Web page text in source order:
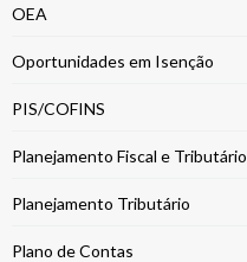
OEA
Oportunidades em Isenção
PIS/COFINS
Planejamento Fiscal e Tributário
Planejamento Tributário
Plano de Contas